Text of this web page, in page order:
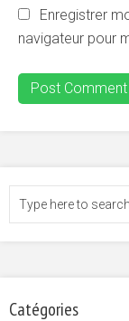
Enregistrer
navigateur pour
Catégories